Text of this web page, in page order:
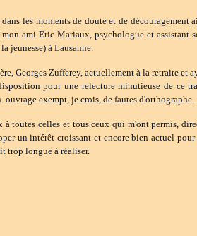
les moments de doute et de découragement
mon ami Eric Mariaux, psychologue et assistant
jeunesse) à Lausanne.
Georges Zufferey, actuellement à la retraite et
pour une relecture minutieuse de ce
exempt, je crois, de fautes d'orthographe.
toutes celles et tous ceux qui m'ont permis,
un intérêt croissant et encore bien actuel pour
trop longue à réaliser.